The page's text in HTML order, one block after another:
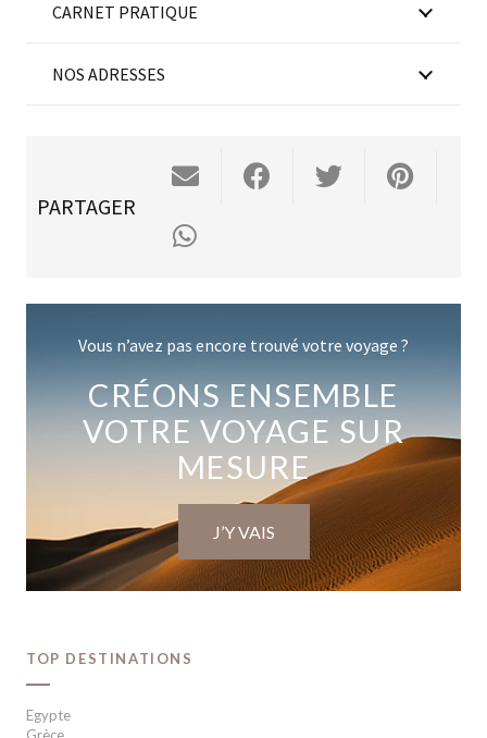
CARNET PRATIQUE
NOS ADRESSES
PARTAGER
Vous n’avez pas encore trouvé votre voyage ?
CRÉONS ENSEMBLE
VOTRE VOYAGE SUR
MESURE
J’Y VAIS
TOP DESTINATIONS
Egypte